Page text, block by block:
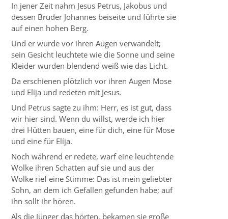
In jener Zeit nahm Jesus Petrus, Jakobus und
dessen Bruder Johannes beiseite und führte sie
auf einen hohen Berg.
Und er wurde vor ihren Augen verwandelt;
sein Gesicht leuchtete wie die Sonne und seine
Kleider wurden blendend weiß wie das Licht.
Da erschienen plötzlich vor ihren Augen Mose
und Elíja und redeten mit Jesus.
Und Petrus sagte zu ihm: Herr, es ist gut, dass
wir hier sind. Wenn du willst, werde ich hier
drei Hütten bauen, eine für dich, eine für Mose
und eine für Elíja.
Noch während er redete, warf eine leuchtende
Wolke ihren Schatten auf sie und aus der
Wolke rief eine Stimme: Das ist mein geliebter
Sohn, an dem ich Gefallen gefunden habe; auf
ihn sollt ihr hören.
Als die Jünger das hörten, bekamen sie große